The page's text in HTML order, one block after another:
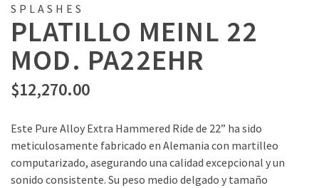
SPLASHES
PLATILLO MEINL 22
MOD. PA22EHR
$12,270.00
Este Pure Alloy Extra Hammered Ride de 22” ha sido
meticulosamente fabricado en Alemania con martilleo
computarizado, asegurando una calidad excepcional y un
sonido consistente. Su peso medio delgado y tamaño